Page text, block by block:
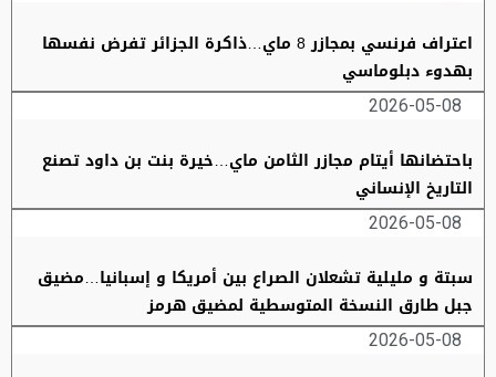
اعتراف فرنسي بمجازر 8 ماي…ذاكرة الجزائر تفرض نفسها
بهدوء دبلوماسي
2026-05-08
باحتضانها أيتام مجازر الثامن ماي…خيرة بنت بن داود تصنع
التاريخ الإنساني
2026-05-08
سبتة و مليلية تشعلان الصراع بين أمريكا و إسبانيا…مضيق
جبل طارق النسخة المتوسطية لمضيق هرمز
2026-05-08